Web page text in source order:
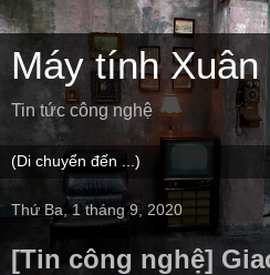
Máy tính Xuân
Tin tức công nghệ
Thứ Ba, 1 tháng 9, 2020
[Tin công nghệ]